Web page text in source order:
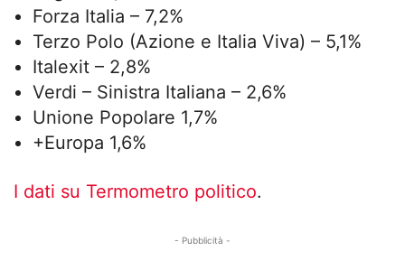
Forza Italia – 7,2%
Terzo Polo (Azione e Italia Viva) – 5,1%
Italexit – 2,8%
Verdi – Sinistra Italiana – 2,6%
Unione Popolare 1,7%
+Europa 1,6%
I dati su Termometro politico.
- Pubblicità -